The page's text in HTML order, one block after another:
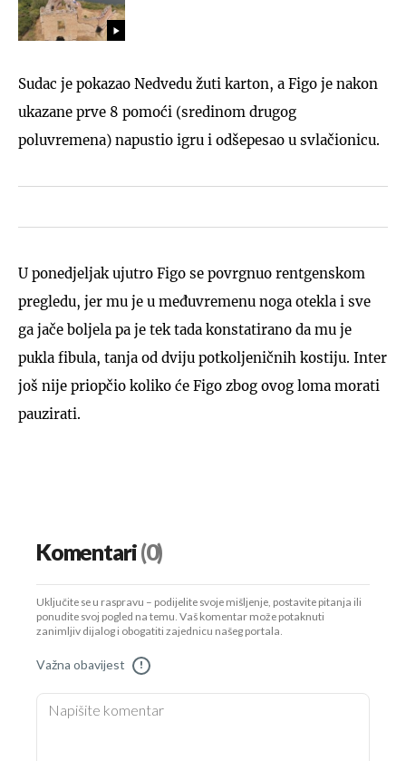
Sudac je pokazao Nedvedu žuti karton, a Figo je nakon
ukazane prve 8 pomoći (sredinom drugog
poluvremena) napustio igru i odšepesao u svlačionicu.
U ponedjeljak ujutro Figo se povrgnuo rentgenskom
pregledu, jer mu je u međuvremenu noga otekla i sve
ga jače boljela pa je tek tada konstatirano da mu je
pukla fibula, tanja od dviju potkoljeničnih kostiju. Inter
još nije priopčio koliko će Figo zbog ovog loma morati
pauzirati.
Komentari(0)
Uključite se u raspravu – podijelite svoje mišljenje, postavite pitanja ili
ponudite svoj pogled na temu. Vaš komentar može potaknuti
zanimljiv dijalog i obogatiti zajednicu našeg portala.
Važna obavijest !